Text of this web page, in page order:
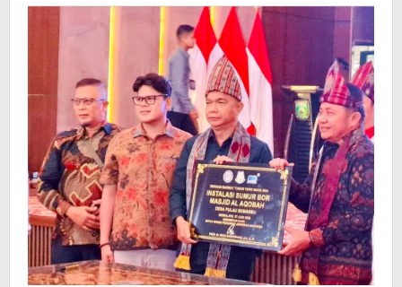
Pulau
Semambu